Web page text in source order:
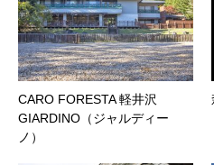
CARO FORESTA 軽井沢
GIARDINO（ジャルディー
ノ）